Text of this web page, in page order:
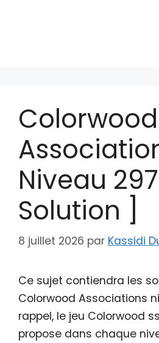
Colorwood
Niveau
Solution ]
8 juillet 2026 par Kassidi
Ce sujet contiendra les
Colorwood Associations
rappel, le jeu Colorwood
propose dans chaque